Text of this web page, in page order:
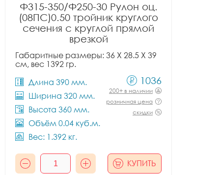
Ф315-350/Ф250-30 Рулон оц.
(08ПС)0.50 тройник круглого
сечения с круглой прямой
врезкой
Габаритные размеры: 36 X 28.5 X 39
см, вес 1392 гр.
Длина 390 мм.
Ширина 320 мм.
Высота 360 мм.
Объём 0.04 куб.м.
Вес: 1.392 кг.
1036
200+ в наличии
розничная цена
скидки
КУПИТЬ